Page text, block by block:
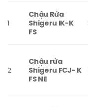
1
Chậu Rửa
Shigeru IK-K
FS
2
Chậu rửa
Shigeru FCJ- K
FS NE